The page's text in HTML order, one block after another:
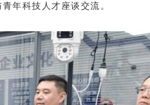
年科技人才座谈交流。